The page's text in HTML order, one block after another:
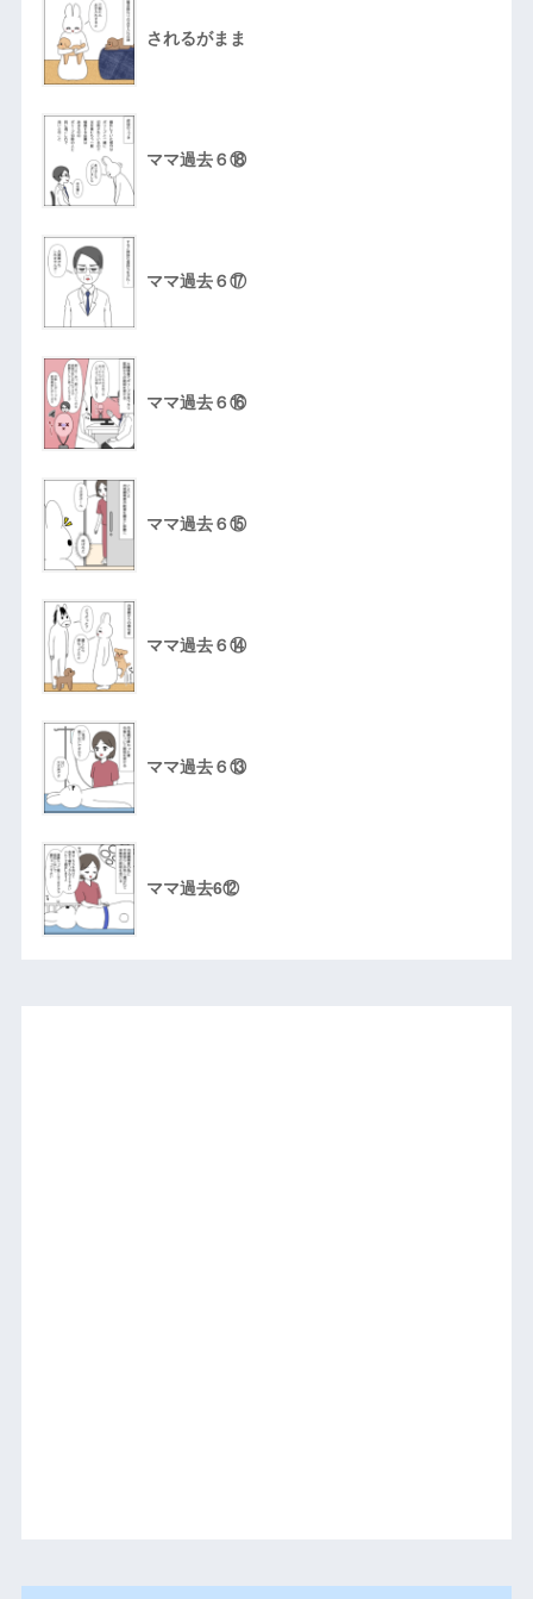
されるがまま
ママ過去６⑱
ママ過去６⑰
ママ過去６⑯
ママ過去６⑮
ママ過去６⑭
ママ過去６⑬
ママ過去6⑫